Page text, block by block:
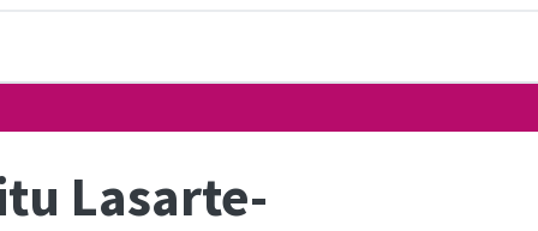
Lasarte-